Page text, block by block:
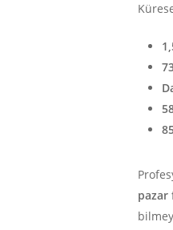
pazar